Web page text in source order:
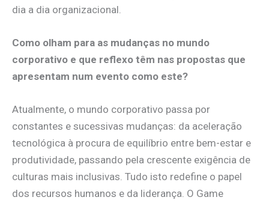
dia a dia organizacional.
Como olham para as mudanças no mundo
corporativo e que reflexo têm nas propostas que
apresentam num evento como este?
Atualmente, o mundo corporativo passa por
constantes e sucessivas mudanças: da aceleração
tecnológica à procura de equilíbrio entre bem-estar e
produtividade, passando pela crescente exigência de
culturas mais inclusivas. Tudo isto redefine o papel
dos recursos humanos e da liderança. O Game